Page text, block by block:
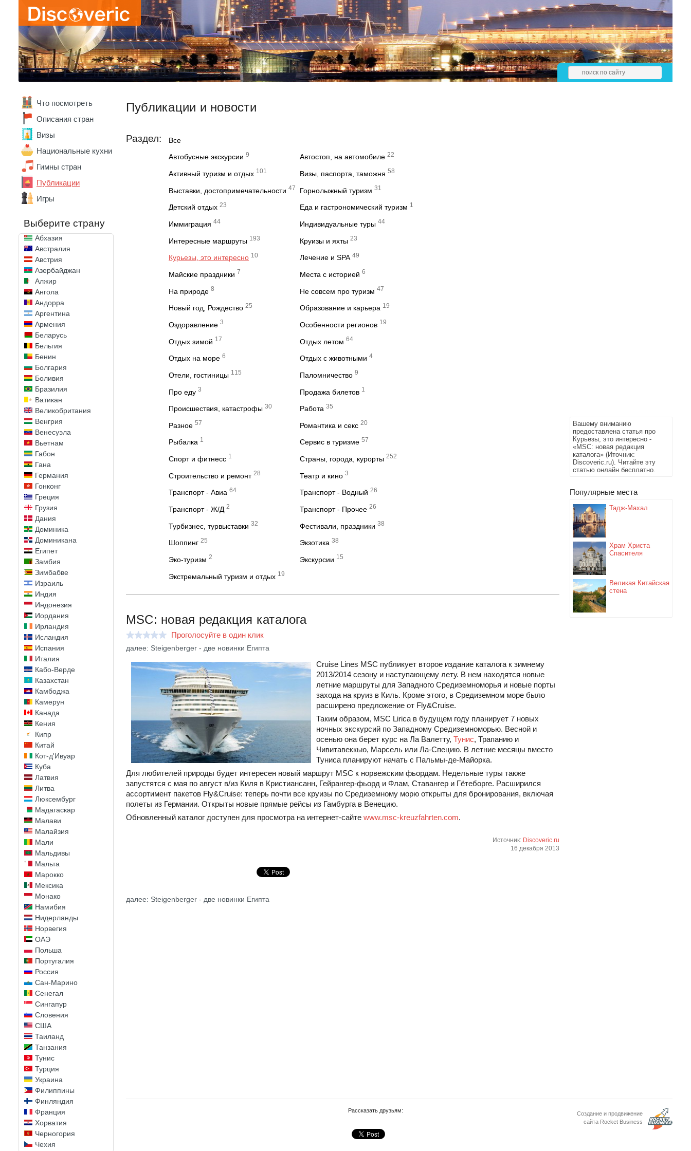
Что посмотреть
Описания стран
Визы
Национальные кухни
Гимны стран
Публикации
Игры
Выберите страну
Абхазия
Австралия
Австрия
Азербайджан
Алжир
Ангола
Андорра
Аргентина
Армения
Беларусь
Бельгия
Бенин
Болгария
Боливия
Бразилия
Ватикан
Великобритания
Венгрия
Венесуэла
Вьетнам
Габон
Гана
Германия
Гонконг
Греция
Грузия
Дания
Доминика
Доминикана
Египет
Замбия
Зимбабве
Израиль
Индия
Индонезия
Иордания
Ирландия
Исландия
Испания
Италия
Кабо-Верде
Казахстан
Камбоджа
Камерун
Канада
Кения
Кипр
Китай
Кот-д'Ивуар
Куба
Латвия
Литва
Люксембург
Мадагаскар
Малави
Малайзия
Мали
Мальдивы
Мальта
Марокко
Мексика
Монако
Намибия
Нидерланды
Норвегия
ОАЭ
Польша
Португалия
Россия
Сан-Марино
Сенегал
Сингапур
Словения
США
Таиланд
Танзания
Тунис
Турция
Украина
Филиппины
Финляндия
Франция
Хорватия
Черногория
Чехия
Вашему вниманию
предоставлена статья про
Курьезы, это интересно -
«MSC: новая редакция
каталога» (Иточник:
Discoveric.ru). Читайте эту
статью онлайн бесплатно.
Популярные места
Тадж-Махал
Храм Христа
Спасителя
Великая Китайская
стена
Публикации и новости
Раздел: Все
Автобусные экскурсии 9 Автостоп, на автомобиле 22
Активный туризм и отдых 101 Визы, паспорта, таможня 58
Выставки, достопримечательности 47 Горнолыжный туризм 31
Детский отдых 23 Еда и гастрономический туризм 1
Иммиграция 44 Индивидуальные туры 44
Интересные маршруты 193 Круизы и яхты 23
Курьезы, это интересно 10 Лечение и SPA 49
Майские праздники 7 Места с историей 6
На природе 8 Не совсем про туризм 47
Новый год, Рождество 25 Образование и карьера 19
Оздоравление 3 Особенности регионов 19
Отдых зимой 17 Отдых летом 64
Отдых на море 6 Отдых с животными 4
Отели, гостиницы 115 Паломничество 9
Про еду 3 Продажа билетов 1
Происшествия, катастрофы 30 Работа 35
Разное 57 Романтика и секс 20
Рыбалка 1 Сервис в туризме 57
Спорт и фитнесс 1 Страны, города, курорты 252
Строительство и ремонт 28 Театр и кино 3
Транспорт - Авиа 64 Транспорт - Водный 26
Транспорт - Ж/Д 2 Транспорт - Прочее 26
Турбизнес, турвыставки 32 Фестивали, праздники 38
Шоппинг 25 Экзотика 38
Эко-туризм 2 Экскурсии 15
Экстремальный туризм и отдых 19
MSC: новая редакция каталога
Проголосуйте в один клик
далее: Steigenberger - две новинки Египта
Cruise Lines MSC публикует второе издание каталога к зимнему
2013/2014 сезону и наступающему лету. В нем находятся новые
летние маршруты для Западного Средиземноморья и новые порты
захода на круиз в Киль. Кроме этого, в Средиземном море было
расширено предложение от Fly&Cruise.
Таким образом, MSC Lirica в будущем году планирует 7 новых
ночных экскурсий по Западному Средиземноморью. Весной и
осенью она берет курс на Ла Валетту, Тунис, Трапанию и
Чивитавеккью, Марсель или Ла-Специю. В летние месяцы вместо
Туниса планируют начать с Пальмы-де-Майорка.
Для любителей природы будет интересен новый маршрут MSC к норвежским фьордам. Недельные туры также
запустятся с мая по август в/из Киля в Кристиансанн, Гейрангер-фьорд и Флам, Ставангер и Гётеборге. Расширился
ассортимент пакетов Fly&Cruise: теперь почти все круизы по Средиземному морю открыты для бронирования, включая
полеты из Германии. Открыты новые прямые рейсы из Гамбурга в Венецию.
Обновленный каталог доступен для просмотра на интернет-сайте www.msc-kreuzfahrten.com.
Источник: Discoveric.ru
16 декабря 2013
далее: Steigenberger - две новинки Египта
Создание и продвижение
сайта Rocket Business
Рассказать друзьям: